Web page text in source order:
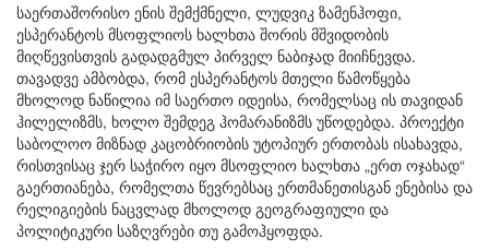
საერთაშორისო ენის შემქმნელი, ლუდვიკ ზამენჰოფი,
ესპერანტოს მსოფლიოს ხალხთა შორის მშვიდობის
მიღწევისთვის გადადგმულ პირველ ნაბიჯად მიიჩნევდა.
თავადვე ამბობდა, რომ ესპერანტოს მთელი წამოწყება
მხოლოდ ნაწილია იმ საერთო იდეისა, რომელსაც ის თავიდან
ჰილელიზმს, ხოლო შემდეგ ჰომარანიზმს უწოდებდა. პროექტი
საბოლოო მიზნად კაცობრიობის უტოპიურ ერთობას ისახავდა,
რისთვისაც ჯერ საჭირო იყო მსოფლიო ხალხთა „ერთ ოჯახად“
გაერთიანება, რომელთა წევრებსაც ერთმანეთისგან ენებისა და
რელიგიების ნაცვლად მხოლოდ გეოგრაფიული და
პოლიტიკური საზღვრები თუ გამოჰყოფდა.